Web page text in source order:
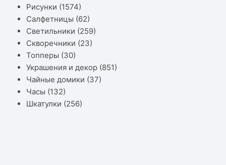
Рисунки (1574)
Салфетницы (62)
Светильники (259)
Скворечники (23)
Топперы (30)
Украшения и декор (851)
Чайные домики (37)
Часы (132)
Шкатулки (256)